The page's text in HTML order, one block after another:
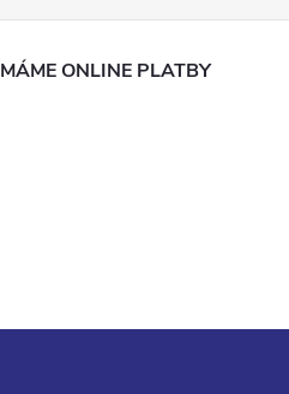
ONLINE PLATBY